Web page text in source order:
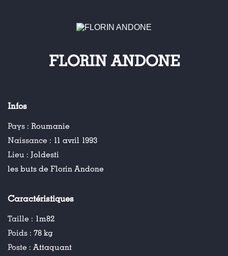
FLORIN ANDONE
Infos
Pays : Roumanie
Naissance : 11 avril 1993
Lieu : Joldesti
les buts de Florin Andone
Caractéristiques
Taille : 1m82
Poids : 78 kg
Poste : Attaquant